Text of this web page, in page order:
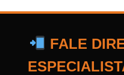
FALE